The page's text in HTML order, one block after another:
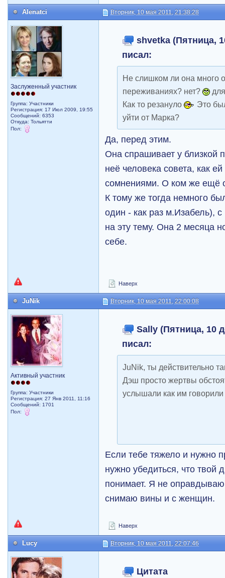
Alenatci Вторник, 10 мая 2011, 21:38:28
Заслуженный участник
Группа: Участники
Регистрация: 17 Июл 2009, 19:55
Сообщений: 6353
Откуда: Тольятти
Пол:
shvetka (Пятница,
писал:
Не слишком ли она много
переживаниях? нет?
Как то резануло
Это
уйти от Марка?
Да, перед этим.
Она спрашивает у близкой
неё человека совета, как
сомнениями. О ком же ещё
К тому же тогда немного
один - как раз м.Изабель),
на эту тему. Она 2 месяца
себе.
Наверх
JuNik Вторник, 10 мая 2011, 22:00:08
Активный участник
Группа: Участники
Регистрация: 27 Янв 2011, 11:16
Сообщений: 1701
Пол:
Sally (Пятница, 10
писал:
JuNik, ты действительно
Дэш просто жертвы
услышали как им
Если тебе тяжело и нужно
нужно убедиться, что твой
понимает. Я не
снимаю вины и с женщин.
Наверх
Lucy Вторник, 10 мая 2011, 22:07:46
Цитата